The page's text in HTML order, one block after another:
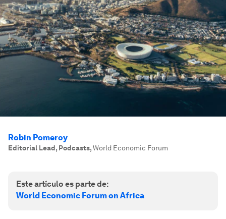
Robin Pomeroy
Editorial Lead, Podcasts,World Economic Forum
Este artículo es parte de:
World Economic Forum on Africa